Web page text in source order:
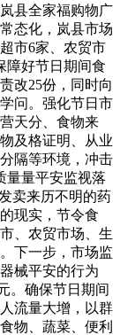
县全家福购物广
态化，岚县市场
市6家、农贸市
障好节日期间食
改25份，同时向
问。强化节日市
天分、食物来
及格证明、从业
隔等环境，冲击
量量平安监视落
卖来历不明的药
现实，节令食
、农贸市场、生
下一步，市场监
械平安的行为
。确保节日期间
流量大增，以群
物、蔬菜、便利